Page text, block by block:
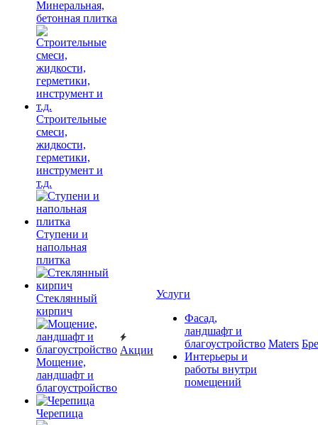
Минеральная,
бетонная плитка
Строительные
смеси,
жидкости,
герметики,
инструмент и
т.д.
Ступени и
напольная
плитка
Cтеклянный
кирпич
Мощение,
ландшафт и
благоустройство
Черепица
Акции
Услуги
Фасад,
ландшафт и
благоустройство
Интерьеры и
работы внутри
помещений
Maters